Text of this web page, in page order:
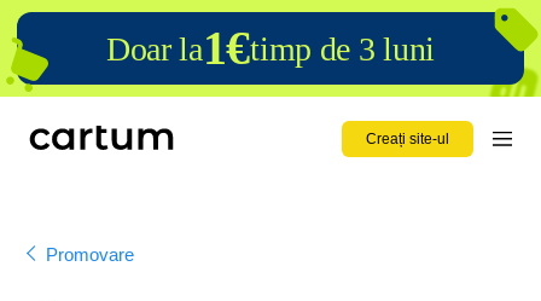
Doar la1€timp de 3 luni
Creați site-ul
Promovare